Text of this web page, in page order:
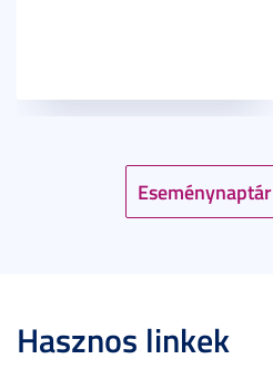
Eseménynaptár
Hasznos linkek